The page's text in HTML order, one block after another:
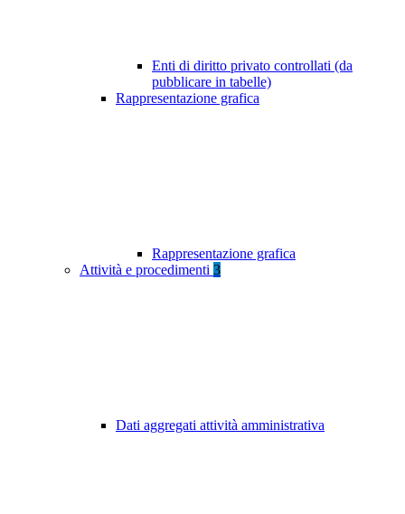
Enti di diritto privato controllati (da
pubblicare in tabelle)
Rappresentazione grafica
Rappresentazione grafica
Attività e procedimenti 3
Dati aggregati attività amministrativa